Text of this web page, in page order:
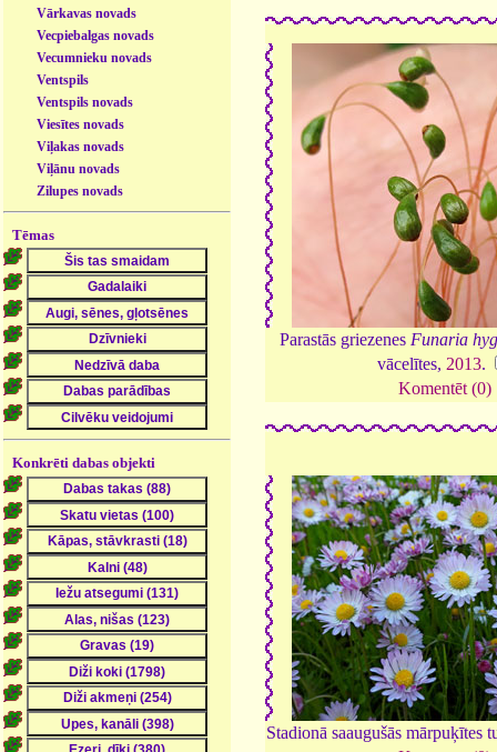
Vārkavas novads
Vecpiebalgas novads
Vecumnieku novads
Ventspils
Ventspils novads
Viesītes novads
Viļakas novads
Viļānu novads
Zilupes novads
Tēmas
Konkrēti dabas objekti
Parastās griezenes Funaria
vācelītes, 2013.
Komentēt (0)
Stadionā saaugušās mārpuķītes